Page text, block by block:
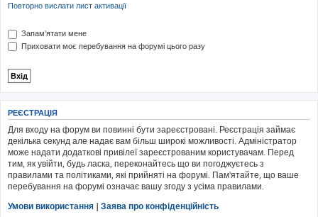
Повторно вислати лист активації
Запам'ятати мене
Приховати моє перебування на форумі цього разу
РЕЄСТРАЦІЯ
Для входу на форум ви повинні бути зареєстровані. Реєстрація займає
декілька секунд але надає вам більш широкі можливості. Адміністратор
може надати додаткові привілеї зареєстрованим користувачам. Перед
тим, як увійти, будь ласка, переконайтесь що ви погоджуєтесь з
правилами та політиками, які прийняті на форумі. Пам'ятайте, що ваше
перебування на форумі означає вашу згоду з усіма правилами.
Умови використання | Заява про конфіденційність